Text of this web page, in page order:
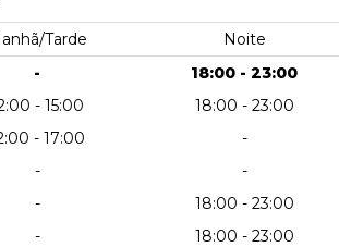
Tarde
Noite
-
18:00 - 23:00
- 15:00
18:00 - 23:00
- 17:00
-
-
-
-
18:00 - 23:00
-
18:00 - 23:00